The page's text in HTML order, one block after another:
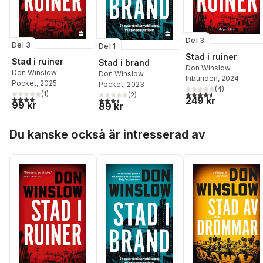
Del 3
Stad i ruiner
Don Winslow
Pocket, 2025
4,0utav 5 stjärnor. Totalt antal röster:
(1)
99 kr
Del 1
Stad i brand
Don Winslow
Pocket, 2023
3,5utav 5 stjärnor. Totalt antal röster:
(2)
89 kr
Del 3
Stad i ruiner
Don Winslow
Inbunden, 2024
4,5utav 5 stjärnor.
(4)
249 kr
Du kanske också är intresserad av